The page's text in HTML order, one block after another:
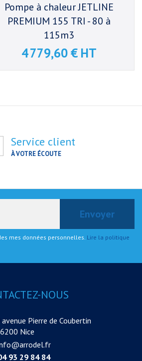
Pompe à chaleur JETLINE
PREMIUM 155 TRI - 80 à
115m3
Prix
4 779,60 € HT
Service client
À VOTRE ÉCOUTE
mes données personnelles. Lire la politique
NOUS
Pierre de Coubertin
Nice
93 29 84 84